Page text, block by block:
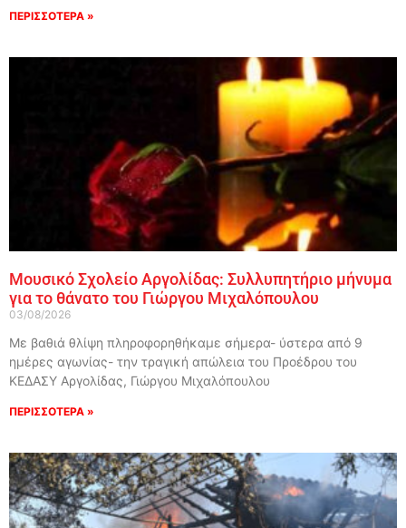
ΠΕΡΙΣΣΟΤΕΡΑ »
Μουσικό Σχολείο Αργολίδας: Συλλυπητήριο μήνυμα
για το θάνατο του Γιώργου Μιχαλόπουλου
03/08/2026
Με βαθιά θλίψη πληροφορηθήκαμε σήμερα- ύστερα από 9
ημέρες αγωνίας- την τραγική απώλεια του Προέδρου του
ΚΕΔΑΣΥ Αργολίδας, Γιώργου Μιχαλόπουλου
ΠΕΡΙΣΣΟΤΕΡΑ »